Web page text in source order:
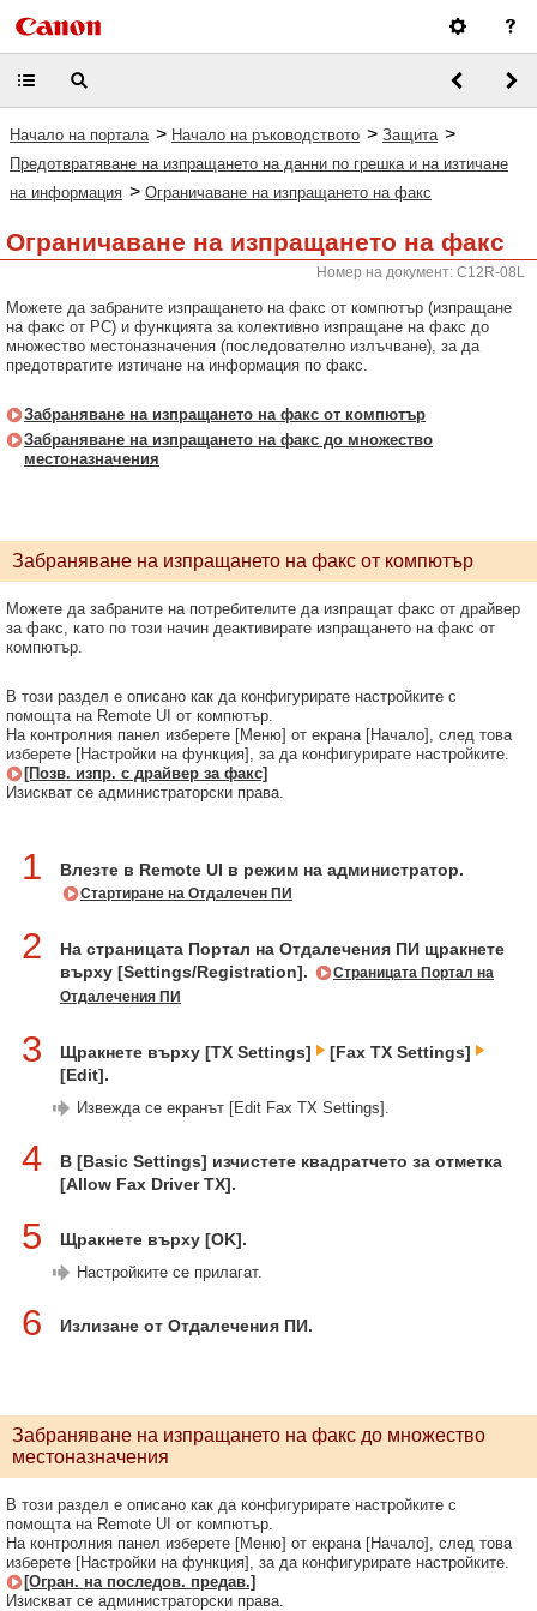
Начало на портала > Начало на ръководството > Защита >
Предотвратяване на изпращането на данни по грешка и на изтичане
на информация > Ограничаване на изпращането на факс
Ограничаване на изпращането на факс
Номер на документ: C12R-08L
Можете да забраните изпращането на факс от компютър (изпращане
на факс от PC) и функцията за колективно изпращане на факс до
множество местоназначения (последователно излъчване), за да
предотвратите изтичане на информация по факс.
Забраняване на изпращането на факс от компютър
Забраняване на изпращането на факс до множество
местоназначения
Забраняване на изпращането на факс от компютър
Можете да забраните на потребителите да изпращат факс от драйвер
за факс, като по този начин деактивирате изпращането на факс от
компютър.
В този раздел е описано как да конфигурирате настройките с
помощта на Remote UI от компютър.
На контролния панел изберете [Меню] от екрана [Начало], след това
изберете [Настройки на функция], за да конфигурирате настройките.
[Позв. изпр. с драйвер за факс]
Изискват се администраторски права.
1 Влезте в Remote UI в режим на администратор.
Стартиране на Отдалечен ПИ
2
На страницата Портал на Отдалечения ПИ щракнете
върху [Settings/Registration].
Страницата Портал на
Отдалечения ПИ
3 Щракнете върху [TX Settings]
[Fax TX Settings]
[Edit].
Извежда се екранът [Edit Fax TX Settings].
4
В [Basic Settings] изчистете квадратчето за отметка
[Allow Fax Driver TX].
5 Щракнете върху [OK].
Настройките се прилагат.
6 Излизане от Отдалечения ПИ.
Забраняване на изпращането на факс до множество
местоназначения
В този раздел е описано как да конфигурирате настройките с
помощта на Remote UI от компютър.
На контролния панел изберете [Меню] от екрана [Начало], след това
изберете [Настройки на функция], за да конфигурирате настройките.
[Огран. на последов. предав.]
Изискват се администраторски права.